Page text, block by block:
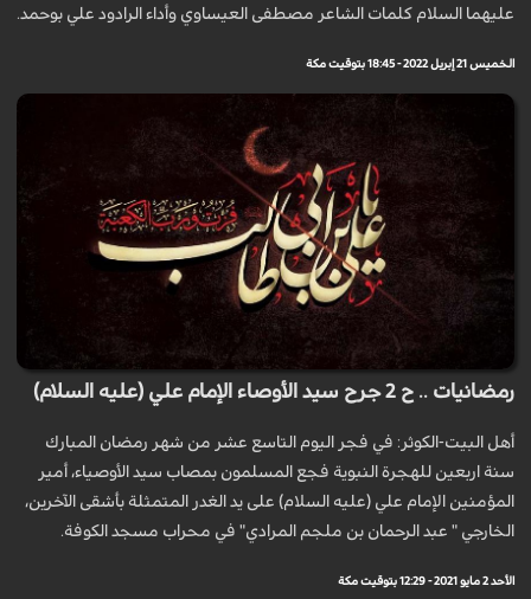
عليهما السلام كلمات الشاعر مصطفى العيساوي وأداء الرادود علي بوحمد.
الخميس 21 إبريل 2022 - 18:45 بتوقيت مكة
رمضانيات .. ح 2 جرح سيد الأوصاء الإمام علي (عليه السلام)
أهل البيت-الكوثر: في فجر اليوم التاسع عشر من شهر رمضان المبارك
سنة اربعين للهجرة النبوية فجع المسلمون بمصاب سيد الأوصياء، أمير
المؤمنين الإمام علي (عليه السلام) على يد الغدر المتمثلة بأشقى الآخرين،
الخارجي " عبد الرحمان بن ملجم المرادي" في محراب مسجد الكوفة.
الأحد 2 مايو 2021 - 12:29 بتوقيت مكة